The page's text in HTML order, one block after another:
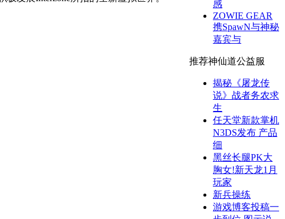
感
ZOWIE GEAR
携SpawN与神秘
嘉宾与
推荐神仙道公益服
揭秘《屠龙传
说》战者务农求
生
任天堂新款掌机
N3DS发布 产品
细
黑丝长腿PK大
胸女!新天龙1月
玩家
新兵操练
游戏博客投稿一